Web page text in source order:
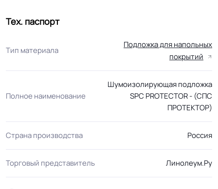
Тех. паспорт
Тип материала
Подложка для напольных
покрытий
Полное наименование
Шумоизолирующая подложка
SPC PROTECTOR - (СПС
ПРОТЕКТОР)
Страна производства Россия
Торговый представитель Линолеум.Ру